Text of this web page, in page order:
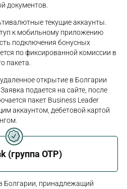
документов.
текущие аккаунты.
к мобильному приложению
подключения бонусных
по фиксированной комиссии в
пакета.
открытие в Болгарии
подается на сайте, после
пакет Business Leader
аккаунтом, дебетовой картой
(группа OTP)
Болгарии, принадлежащий